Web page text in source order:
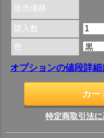
販売価格
購入数
色
オプションの値段詳細
特定商取引法